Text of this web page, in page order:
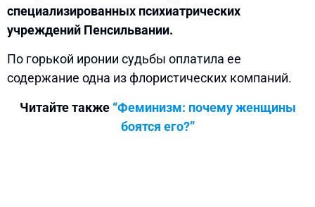
специализированных психиатрических
учреждений Пенсильвании.
По горькой иронии судьбы оплатила ее
содержание одна из флористических компаний.
Читайте также“Феминизм: почему женщины
боятся его?”